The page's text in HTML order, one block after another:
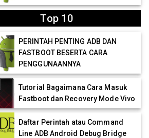
Top 10
PERINTAH PENTING ADB DAN
FASTBOOT BESERTA CARA
PENGGUNAANNYA
Tutorial Bagaimana Cara Masuk
Fastboot dan Recovery Mode Vivo
Daftar Perintah atau Command
Line ADB Android Debug Bridge